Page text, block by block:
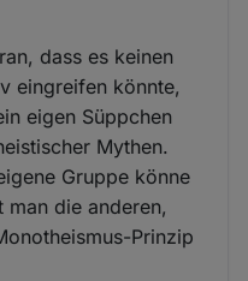
dass es keinen
eingreifen könnte,
eigen Süppchen
Mythen.
Gruppe könne
die anderen,
Prinzip